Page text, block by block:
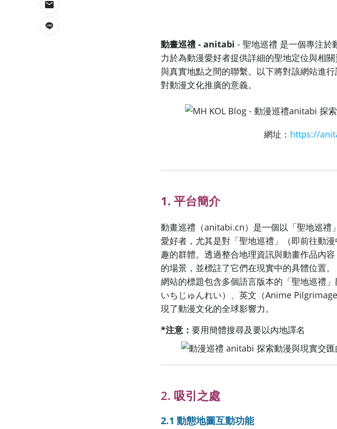
動畫巡禮 - anitabi - 聖地巡禮 是一個專注於
力於為動漫愛好者提供詳細的聖地定位與相
與真實地點之間的聯繫。以下將對該網站進
對動漫文化推廣的意義。
網址： https://
1. 平台簡介
動畫巡禮（anitabi.cn）是一個以「聖地巡禮
愛好者，尤其是對「聖地巡禮」（即前往動
趣的群體。透過整合地理資訊與動畫作品內
的場景，並標註了它們在現實中的具體位置。
網站的標題包含多個語言版本的「聖地巡禮
いちじゅんれい）、英文（Anime
現了動漫文化的全球影響力。
*注意： 要用簡體搜尋及要以內地譯名
2. 吸引之處
2.1 動態地圖互動功能